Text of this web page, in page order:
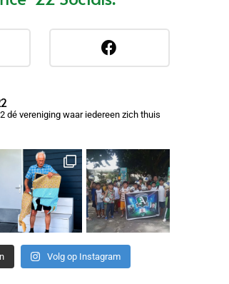
dé vereniging waar iedereen zich thuis
Volg op Instagram